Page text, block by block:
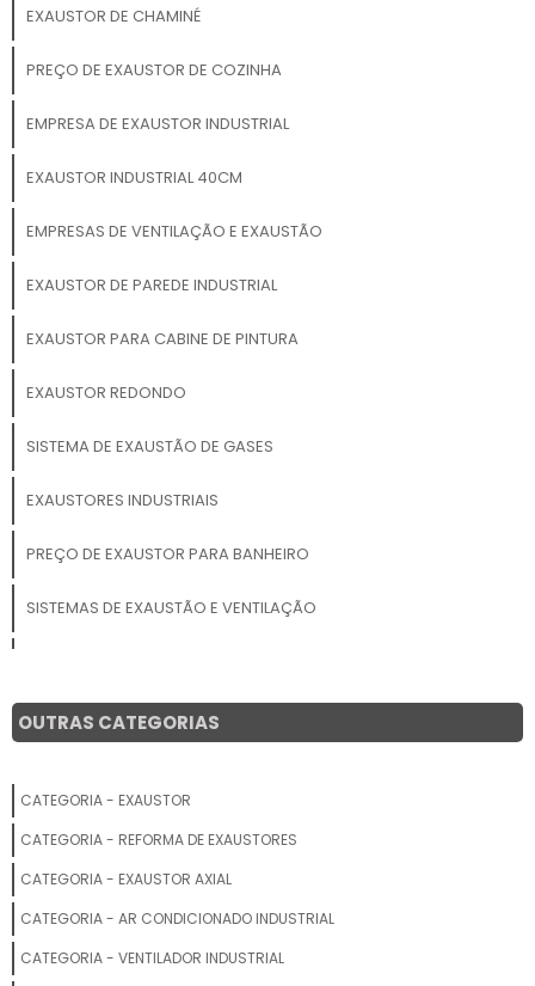
EXAUSTOR DE CHAMINÉ
PREÇO DE EXAUSTOR DE COZINHA
EMPRESA DE EXAUSTOR INDUSTRIAL
EXAUSTOR INDUSTRIAL 40CM
EMPRESAS DE VENTILAÇÃO E EXAUSTÃO
EXAUSTOR DE PAREDE INDUSTRIAL
EXAUSTOR PARA CABINE DE PINTURA
EXAUSTOR REDONDO
SISTEMA DE EXAUSTÃO DE GASES
EXAUSTORES INDUSTRIAIS
PREÇO DE EXAUSTOR PARA BANHEIRO
SISTEMAS DE EXAUSTÃO E VENTILAÇÃO
PREÇO DE EXAUSTOR DE PAREDE
INSTALAÇÃO DE EXAUSTOR DE COZINHA INDUSTRIAL
FABRICANTE DE EXAUSTOR CENTRÍFUGO
OUTRAS CATEGORIAS
CATEGORIA - EXAUSTOR
CATEGORIA - REFORMA DE EXAUSTORES
CATEGORIA - EXAUSTOR AXIAL
CATEGORIA - AR CONDICIONADO INDUSTRIAL
CATEGORIA - VENTILADOR INDUSTRIAL